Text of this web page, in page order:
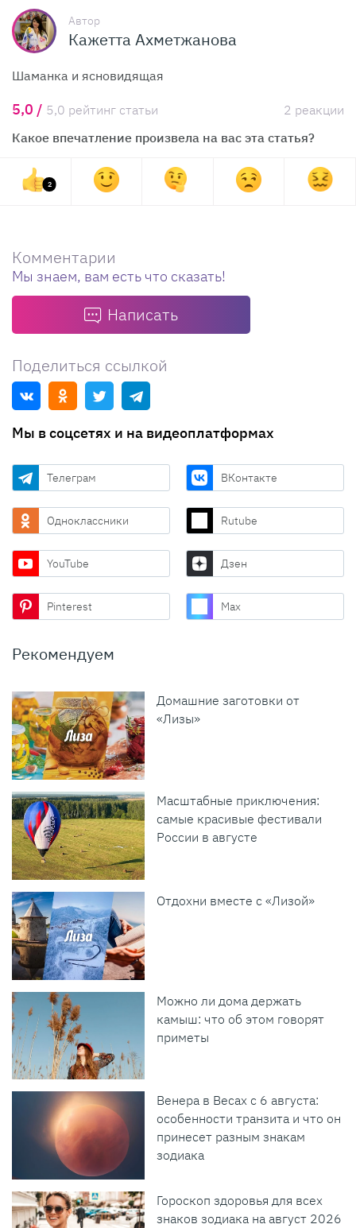
Автор
Кажетта Ахметжанова
Шаманка и ясновидящая
5,0 / 5,0 рейтинг статьи
2 реакции
Какое впечатление произвела на вас эта статья?
2
Комментарии
Мы знаем, вам есть что сказать!
Написать
Поделиться ссылкой
Мы в соцсетях и на видеоплатформах
Телеграм ВКонтакте
Одноклассники Rutube
YouTube Дзен
Pinterest Max
Рекомендуем
Домашние заготовки от
«Лизы»
Масштабные приключения:
самые красивые фестивали
России в августе
Отдохни вместе с «Лизой»
Можно ли дома держать
камыш: что об этом говорят
приметы
Венера в Весах с 6 августа:
особенности транзита и что он
принесет разным знакам
зодиака
Гороскоп здоровья для всех
знаков зодиака на август 2026